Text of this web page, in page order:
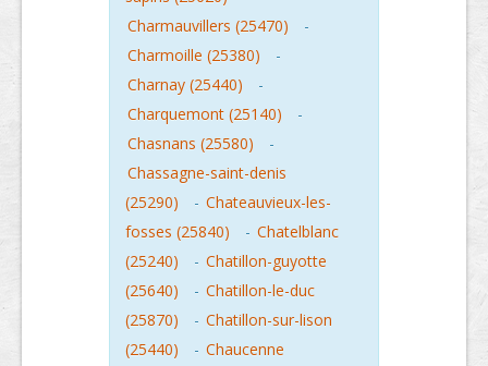
Charmauvillers (25470)
-
Charmoille (25380)
-
Charnay (25440)
-
Charquemont (25140)
-
Chasnans (25580)
-
Chassagne-saint-denis
(25290)
- Chateauvieux-les-
fosses (25840)
- Chatelblanc
(25240)
- Chatillon-guyotte
(25640)
- Chatillon-le-duc
(25870)
- Chatillon-sur-lison
(25440)
- Chaucenne